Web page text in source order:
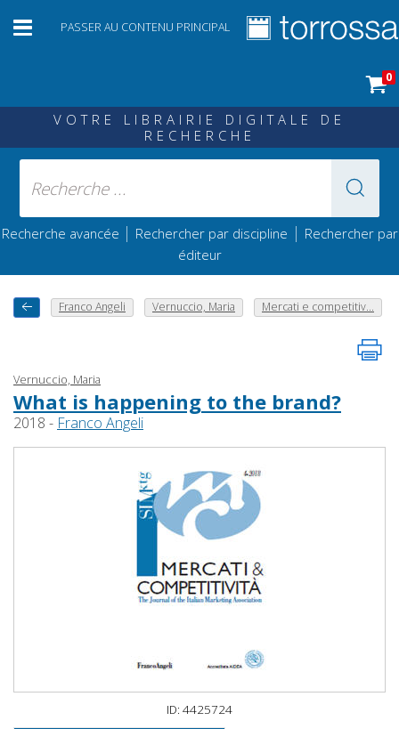
PASSER AU CONTENU PRINCIPAL
0
VOTRE LIBRAIRIE DIGITALE DE
RECHERCHE
Recherche avancée | Rechercher par discipline | Rechercher par
éditeur
Franco Angeli Vernuccio, Maria Mercati e competitiv...
Vernuccio, Maria
What is happening to the brand?
2018 - Franco Angeli
ID: 4425724